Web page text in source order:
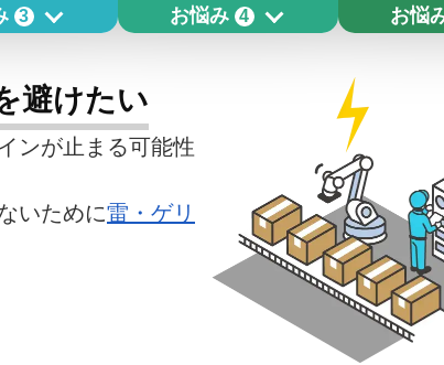
3 お悩み 4 お悩
避けたい
ンが止まる可能性
いために雷・ゲリ